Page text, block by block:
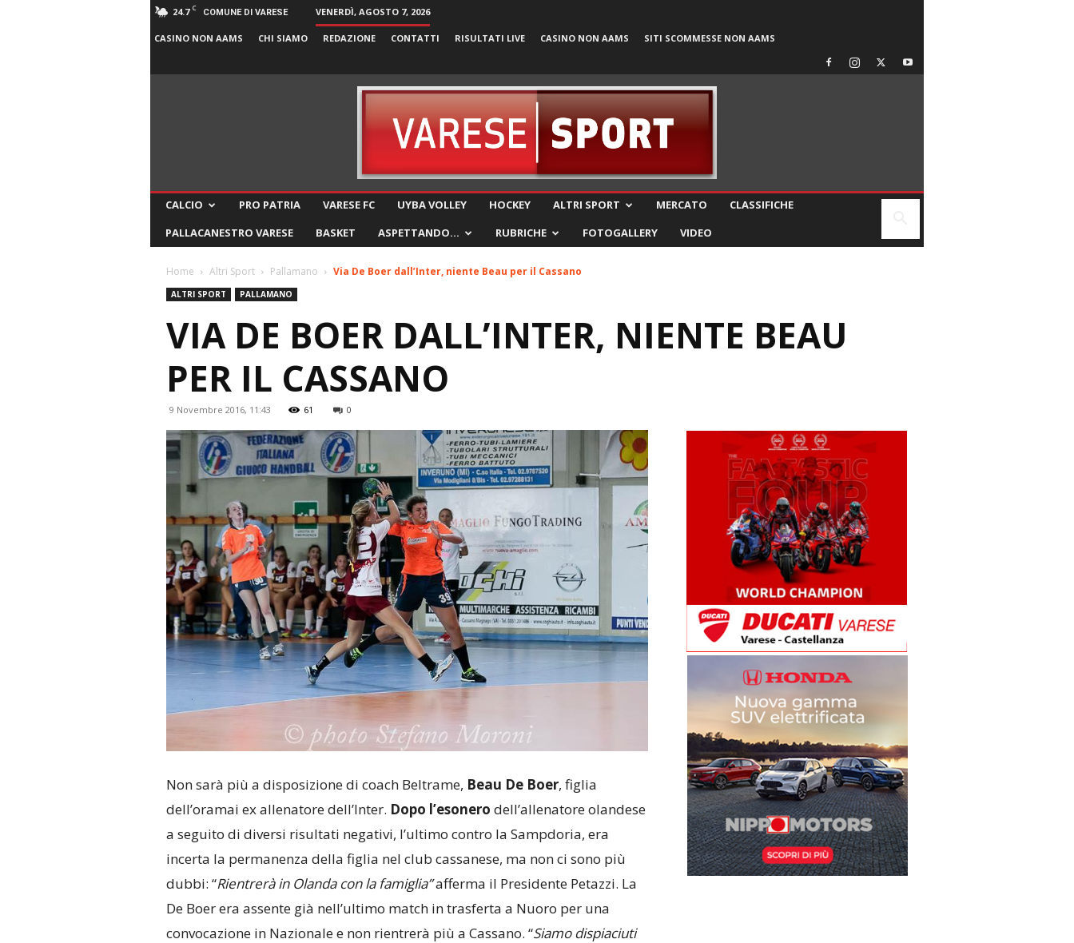
24.7 C COMUNE DI VARESE VENERDÌ, AGOSTO 7, 2026
CASINO NON AAMS CHI SIAMO REDAZIONE CONTATTI RISULTATI LIVE CASINO NON AAMS SITI SCOMMESSE NON AAMS
CALCIO PRO PATRIA VARESE FC UYBA VOLLEY HOCKEY ALTRI SPORT MERCATO
CLASSIFICHE
PALLACANESTRO VARESE
BASKET ASPETTANDO… RUBRICHE FOTOGALLERY VIDEO
Home Altri Sport Pallamano Via De Boer dall’Inter, niente Beau per il Cassano
ALTRI SPORT PALLAMANO
VIA DE BOER DALL’INTER, NIENTE BEAU
PER IL CASSANO
9 Novembre 2016, 11:43 61 0
Non sarà più a disposizione di coach Beltrame, Beau De Boer, figlia
dell’oramai ex allenatore dell’Inter. Dopo l’esonero dell’allenatore olandese
a seguito di diversi risultati negativi, l’ultimo contro la Sampdoria, era
incerta la permanenza della figlia nel club cassanese, ma non ci sono più
dubbi: “Rientrerà in Olanda con la famiglia”afferma il Presidente Petazzi. La
De Boer era assente già nell’ultimo match in trasferta a Nuoro per una
convocazione in Nazionale e non rientrerà più a Cassano. “Siamo dispiaciuti